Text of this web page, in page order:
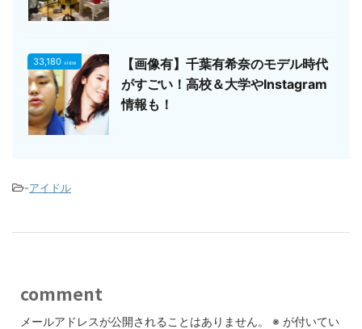
33,180 view
【画像有】千葉有希奈のモデル時代
がすごい！高校＆大学やInstagram
情報も！
-アイドル
comment
メールアドレスが公開されることはありません。 ※ が付いてい